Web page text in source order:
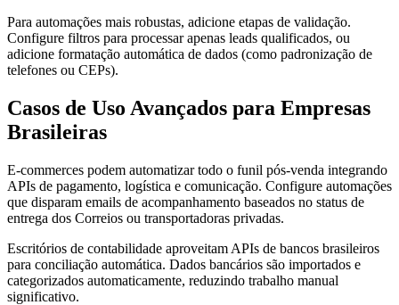
Para automações mais robustas, adicione etapas de validação.
Configure filtros para processar apenas leads qualificados, ou
adicione formatação automática de dados (como padronização de
telefones ou CEPs).
Casos de Uso Avançados para Empresas
Brasileiras
E-commerces podem automatizar todo o funil pós-venda integrando
APIs de pagamento, logística e comunicação. Configure automações
que disparam emails de acompanhamento baseados no status de
entrega dos Correios ou transportadoras privadas.
Escritórios de contabilidade aproveitam APIs de bancos brasileiros
para conciliação automática. Dados bancários são importados e
categorizados automaticamente, reduzindo trabalho manual
significativo.